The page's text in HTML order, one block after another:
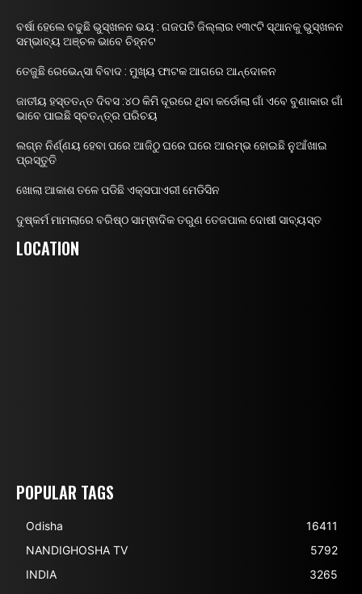
ବର୍ଷା ହେଲେ ବଢୁଛି ଭୁସ୍ଖଳନ ଭୟ : ଗଜପତି ଜିଲ୍ଲାର ୧୩୯ଟି ସ୍ଥାନକୁ ଭୁସ୍ଖଳନ
ସମ୍ଭାବ୍ୟ ଅଞ୍ଚଳ ଭାବେ ଚିହ୍ନଟ
ତେଜୁଛି ରେଭେନ୍ସା ବିବାଦ : ମୁଖ୍ୟ ଫାଟକ ଆଗରେ ଆନ୍ଦୋଳନ
ଜାତୀୟ ହସ୍ତତନ୍ତ ଦିବସ :୪୦ କିମି ଦୂରରେ ଥିବା କର୍ଡୋଲା ଗାଁ ଏବେ ବୁଣାକାର ଗାଁ
ଭାବେ ପାଇଛି ସ୍ବତନ୍ତ୍ର ପରିଚୟ
ଲଗ୍ନ ନିର୍ଣ୍ଣୟ ହେବା ପରେ ଆଜିଠୁ ଘରେ ଘରେ ଆରମ୍ଭ ହୋଇଛି ନୁଆଁଖାଇ
ପ୍ରସ୍ତୁତି
ଖୋଲା ଆକାଶ ତଳେ ପଡିଛି ଏକ୍ସପାଏରୀ ମେଡିସିନ
ଦୁଷ୍କର୍ମ ମାମଲାରେ ବରିଷ୍ଠ ସାମ୍ଵାଦିକ ତରୁଣ ତେଜପାଲ ଦୋଷୀ ସାବ୍ୟସ୍ତ
LOCATION
POPULAR TAGS
Odisha
16411
NANDIGHOSHA TV
5792
INDIA
3265